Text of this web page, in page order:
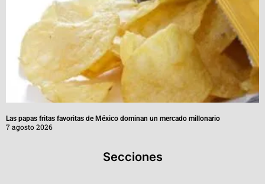
Las papas fritas favoritas de México dominan un mercado millonario
7 agosto 2026
Secciones